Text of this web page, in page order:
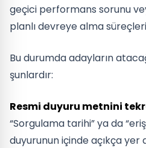
geçici performans sorunu
planlı devreye alma
Bu durumda adayların
şunlardır:
Resmi duyuru metnini
“Sorgulama tarihi” ya da
duyurunun içinde açıkça yer